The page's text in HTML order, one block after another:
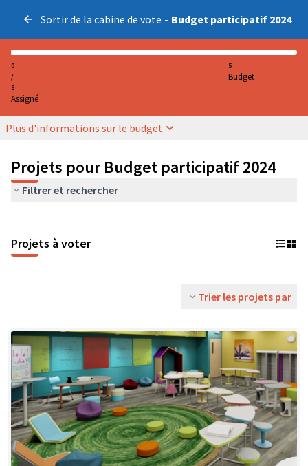
Sortir de la cabine de vote - Budget participatif 2024
0
/
5
Assigné
5
Budget
Plus d'informations sur le budget
Projets pour Budget participatif 2024
Filtrer et rechercher
Projets à voter
Trier les projets par